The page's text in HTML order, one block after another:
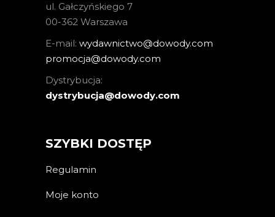
ul. Gałczyńskiego 7
00-362 Warszawa
E-mail: wydawnictwo@dowody.com
promocja@dowody.com
Dystrybucja:
dystrybucja@dowody.com
SZYBKI DOSTĘP
Regulamin
Moje konto